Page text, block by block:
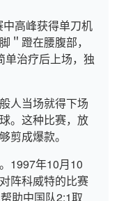
高峰获得单刀机
＂蹬在腰腹部，
单治疗后上场，独
人当场就得下场
。这种比赛，放
剪成爆款。
1997年10月10
阵科威特的比赛
助中国队2:1取